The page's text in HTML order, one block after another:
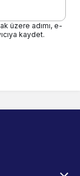
üzere adımı, e-
kaydet.